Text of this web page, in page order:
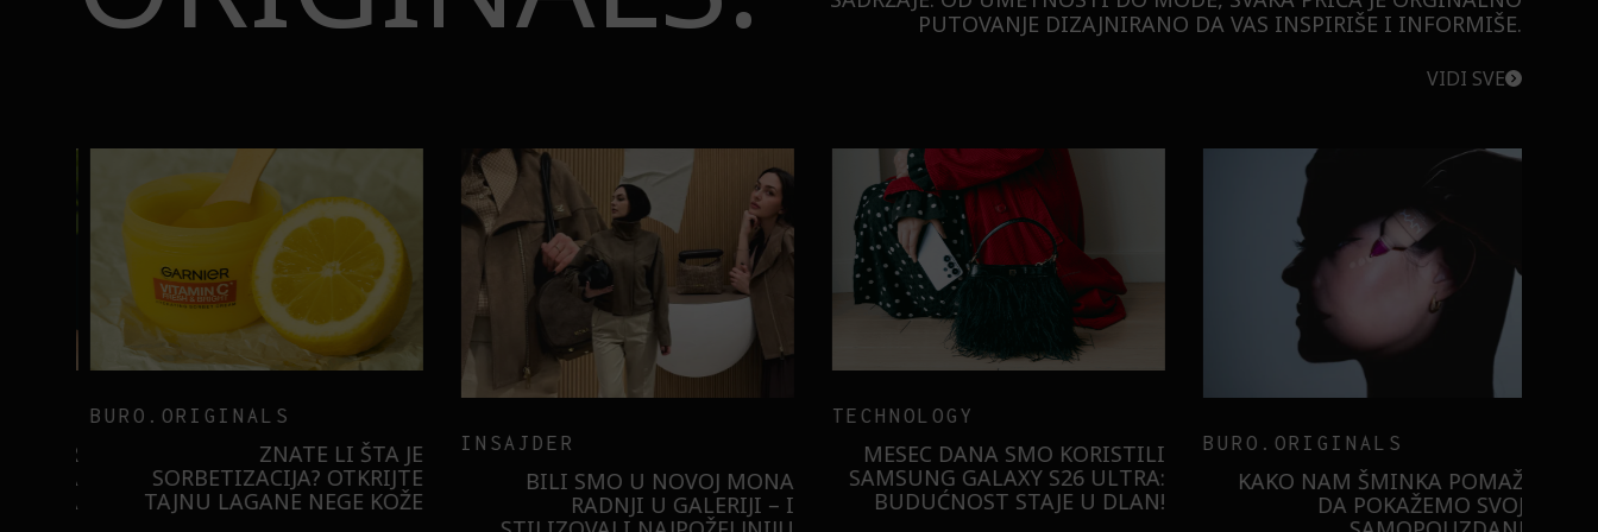
PUTOVANJE DIZAJNIRANO DA VAS INSPIRIŠE I INFORMIŠE.
VIDI SVE
BURO.ORIGINALS
ZNATE LI ŠTA JE
SORBETIZACIJA? OTKRIJTE
TAJNU LAGANE NEGE KOŽE
INSAJDER
BILI SMO U NOVOJ MONA
RADNJI U GALERIJI – I
TECHNOLOGY
MESEC DANA SMO KORISTILI
SAMSUNG GALAXY S26 ULTRA:
BUDUĆNOST STAJE U DLAN!
BURO.ORIGINALS
KAKO NAM ŠMINKA POMAŽE
DA POKAŽEMO SVOJE